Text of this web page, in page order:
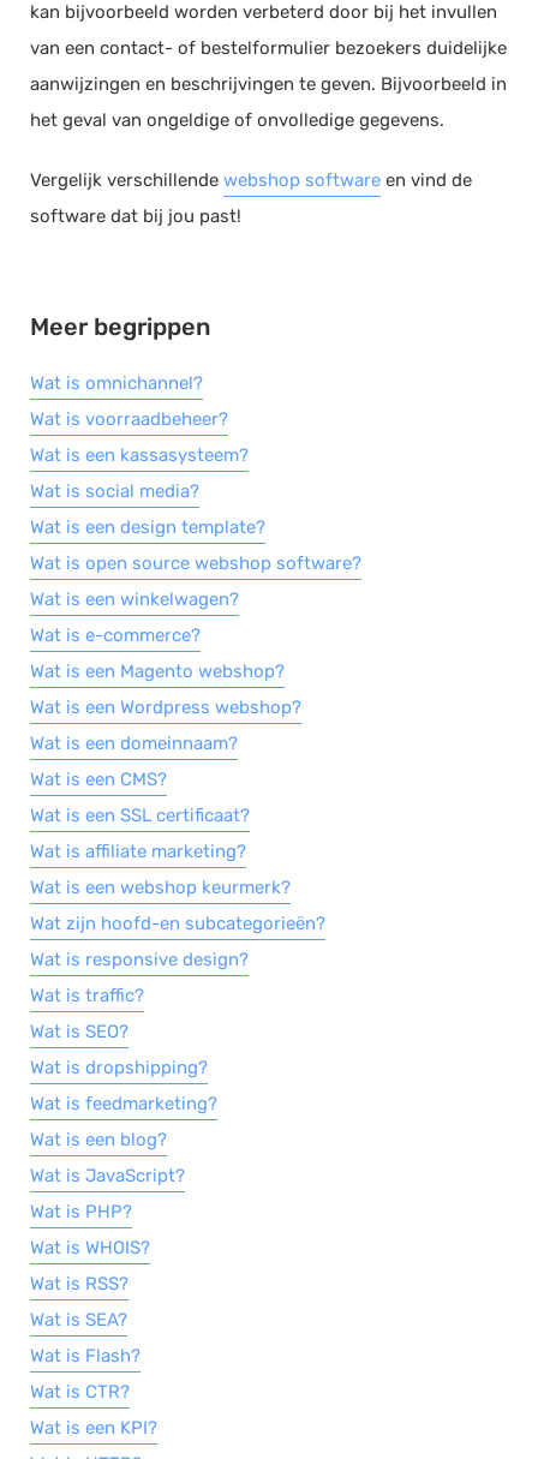
Werkbonnen
Rittenregistratie
Webshop
Voorraadbeheer
ERP
Verlof en verzuim
HRM
Salarisadministratie
Website
Marketing automation
Support
VoIP
Chat
Helpdesk
kan bijvoorbeeld worden verbeterd door bij het invullen
van een contact- of bestelformulier bezoekers duidelijke
aanwijzingen en beschrijvingen te geven. Bijvoorbeeld in
het geval van ongeldige of onvolledige gegevens.
Vergelijk verschillende webshop software en vind de
software dat bij jou past!
Meer begrippen
Wat is omnichannel?
Wat is voorraadbeheer?
Wat is een kassasysteem?
Wat is social media?
Wat is een design template?
Wat is open source webshop software?
Wat is een winkelwagen?
Wat is e-commerce?
Wat is een Magento webshop?
Wat is een Wordpress webshop?
Wat is een domeinnaam?
Wat is een CMS?
Wat is een SSL certificaat?
Wat is affiliate marketing?
Wat is een webshop keurmerk?
Wat zijn hoofd-en subcategorieën?
Wat is responsive design?
Wat is traffic?
Wat is SEO?
Wat is dropshipping?
Wat is feedmarketing?
Wat is een blog?
Wat is JavaScript?
Wat is PHP?
Wat is WHOIS?
Wat is RSS?
Wat is SEA?
Wat is Flash?
Wat is CTR?
Wat is een KPI?